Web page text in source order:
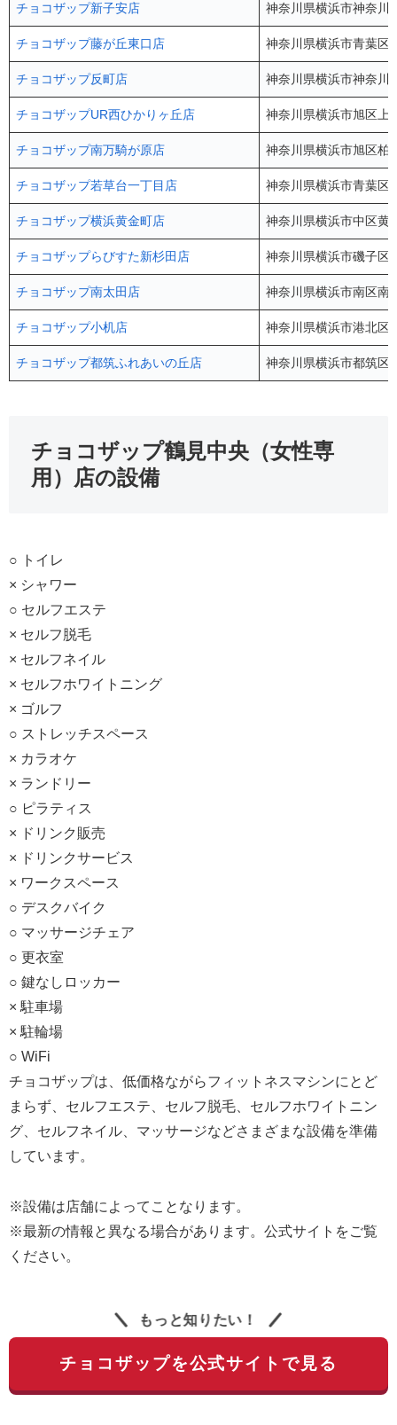
チョコザップ新子安店 神奈川県横浜市神奈
チョコザップ藤が丘東口店 神奈川県横浜市青葉
チョコザップ反町店 神奈川県横浜市神奈
チョコザップUR西ひかりヶ丘店 神奈川県横浜市旭区
チョコザップ南万騎が原店 神奈川県横浜市旭区
チョコザップ若草台一丁目店 神奈川県横浜市青葉
チョコザップ横浜黄金町店 神奈川県横浜市中区
チョコザップらびすた新杉田店 神奈川県横浜市磯子
チョコザップ南太田店 神奈川県横浜市南区
チョコザップ小机店 神奈川県横浜市港北
チョコザップ都筑ふれあいの丘店 神奈川県横浜市都筑
チョコザップ鶴見中央（女性専
用）店の設備
○ トイレ
× シャワー
○ セルフエステ
× セルフ脱毛
× セルフネイル
× セルフホワイトニング
× ゴルフ
○ ストレッチスペース
× カラオケ
× ランドリー
○ ピラティス
× ドリンク販売
× ドリンクサービス
× ワークスペース
○ デスクバイク
○ マッサージチェア
○ 更衣室
○ 鍵なしロッカー
× 駐車場
× 駐輪場
○ WiFi
チョコザップは、低価格ながらフィットネスマシンにとど
まらず、セルフエステ、セルフ脱毛、セルフホワイトニン
グ、セルフネイル、マッサージなどさまざまな設備を準備
しています。
※設備は店舗によってことなります。
※最新の情報と異なる場合があります。公式サイトをご覧
ください。
もっと知りたい！
チョコザップを公式サイトで見る